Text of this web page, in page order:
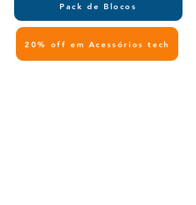
Pack de Blocos
20% off em Acessórios tech